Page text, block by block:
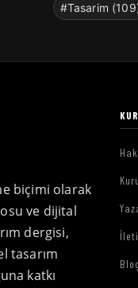
#Tasarim
biçimi olarak
ve dijital
dergisi,
tasarım
katkı
Blog